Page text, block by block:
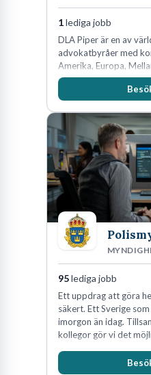
1lediga jobb
DLA Piper är en av
advokatbyråer med
Amerika, Europa,
och Oceanien. Vi är
affärsjuridikens alla
fler än 450 jurister på
Köpenhamn, Århus,
på DLA Piper erbjuda
effektiv och
expertis. På vårt
vi idag drygt 240
95lediga jobb
Ett uppdrag att göra
säkert. Ett Sverige
imorgon än idag.
kollegor gör vi det